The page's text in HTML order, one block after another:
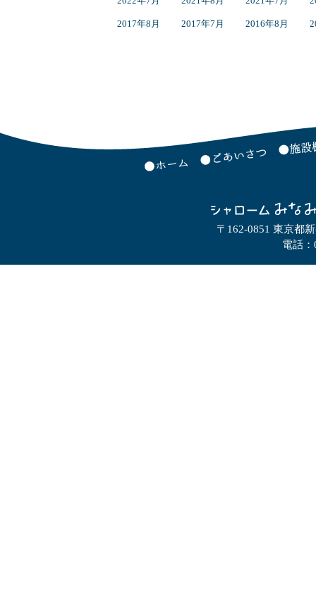
2017年8月 2017年7月 2016年8月
〒162-0851 東京都
電話